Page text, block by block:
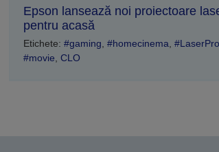
Epson lansează noi proiectoare
pentru acasă
Etichete: #gaming #homecinema
#movie CLO